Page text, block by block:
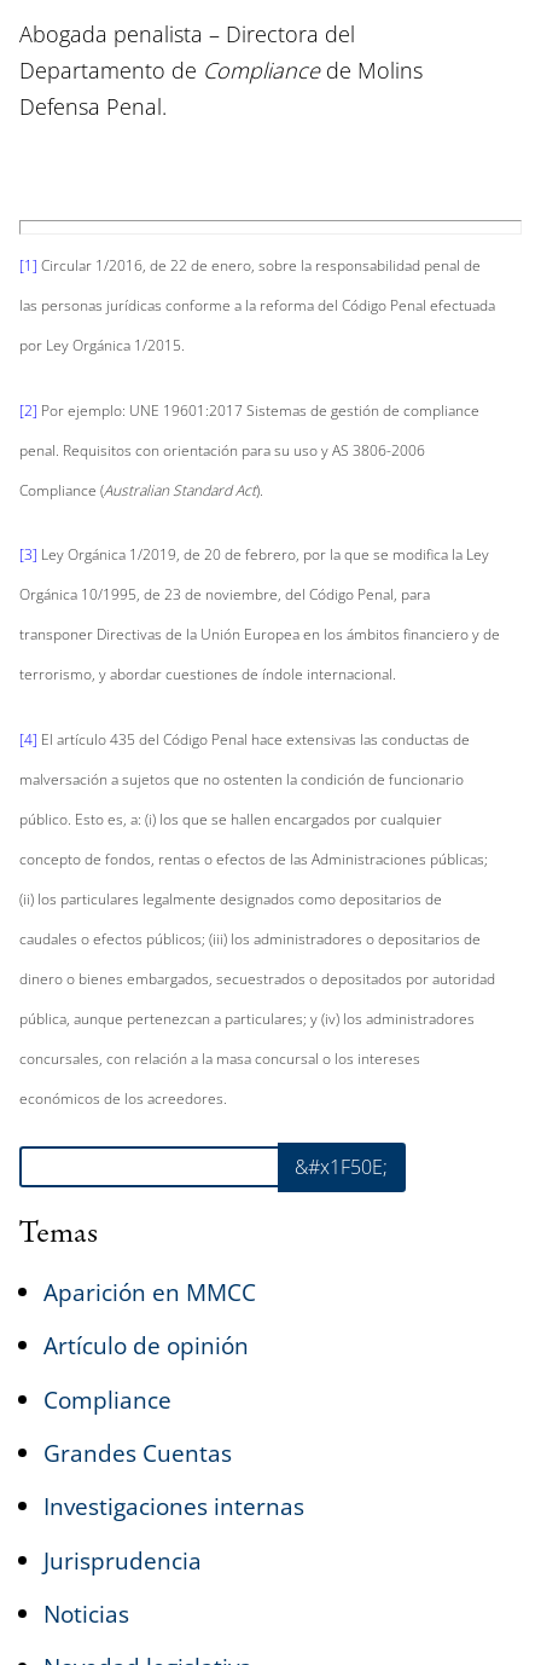
Abogada penalista – Directora del
Departamento de Compliancede Molins
Defensa Penal.
[1] Circular 1/2016, de 22 de enero, sobre la responsabilidad penal de
las personas jurídicas conforme a la reforma del Código Penal efectuada
por Ley Orgánica 1/2015.
[2] Por ejemplo: UNE 19601:2017 Sistemas de gestión de compliance
penal. Requisitos con orientación para su uso y AS 3806-2006
Compliance (Australian Standard Act).
[3] Ley Orgánica 1/2019, de 20 de febrero, por la que se modifica la Ley
Orgánica 10/1995, de 23 de noviembre, del Código Penal, para
transponer Directivas de la Unión Europea en los ámbitos financiero y de
terrorismo, y abordar cuestiones de índole internacional.
[4] El artículo 435 del Código Penal hace extensivas las conductas de
malversación a sujetos que no ostenten la condición de funcionario
público. Esto es, a: (i) los que se hallen encargados por cualquier
concepto de fondos, rentas o efectos de las Administraciones públicas;
(ii) los particulares legalmente designados como depositarios de
caudales o efectos públicos; (iii) los administradores o depositarios de
dinero o bienes embargados, secuestrados o depositados por autoridad
pública, aunque pertenezcan a particulares; y (iv) los administradores
concursales, con relación a la masa concursal o los intereses
económicos de los acreedores.
Buscar &#x1F50E;
Temas
Aparición en MMCC
Artículo de opinión
Compliance
Grandes Cuentas
Investigaciones internas
Jurisprudencia
Noticias